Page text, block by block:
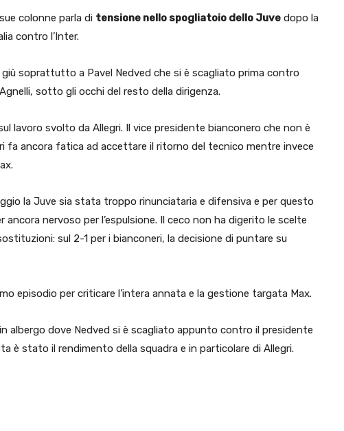
colonne parla di tensione nello spogliatoio dello Juve dopo la
contro l’Inter.
soprattutto a Pavel Nedved che si è scagliato prima contro
sotto gli occhi del resto della dirigenza.
lavoro svolto da Allegri. Il vice presidente bianconero che non è
fa ancora fatica ad accettare il ritorno del tecnico mentre invece
la Juve sia stata troppo rinunciataria e difensiva e per questo
nervoso per l’espulsione. Il ceco non ha digerito le scelte
sul 2-1 per i bianconeri, la decisione di puntare su
episodio per criticare l’intera annata e la gestione targata Max.
albergo dove Nedved si è scagliato appunto contro il presidente
è stato il rendimento della squadra e in particolare di Allegri.